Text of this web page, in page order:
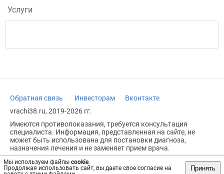
Мы используем файлы cookie.
Продолжая использовать сайт, вы даете свое согласие на
Принять
Услуги
Обратная связь Инвесторам
Вконтакте
vrachi38.ru, 2019-2026 гг.
Имеются противопоказания, требуется консультация
специалиста. Информация, представленная на сайте, не
может быть использована для постановки диагноза,
назначения лечения и не заменяет прием врача.
Возрастное ограничение: 18+